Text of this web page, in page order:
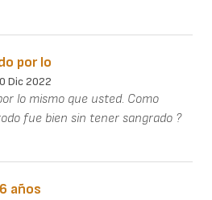
por lo
Dic 2022
lo mismo que usted. Como
fue bien sin tener sangrado ?
años